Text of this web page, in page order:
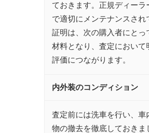
ておきます。正規ディーラ
で適切にメンテナンスされ
証明は、次の購入者にとっ
材料となり、査定において
評価につながります。
内外装のコンディション
査定前には洗車を行い、車
物の撤去を徹底しておきま